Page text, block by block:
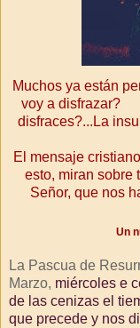
Muchos ya están
voy a disfrazar?
disfraces?...La
El mensaje
esto, miran sobre
Señor, que nos
Un
La Pascua de
Marzo, miércoles e
de las cenizas el
que precede y nos